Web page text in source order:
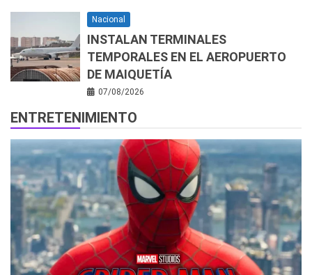
Nacional
INSTALAN TERMINALES
TEMPORALES EN EL AEROPUERTO
DE MAIQUETÍA
07/08/2026
ENTRETENIMIENTO